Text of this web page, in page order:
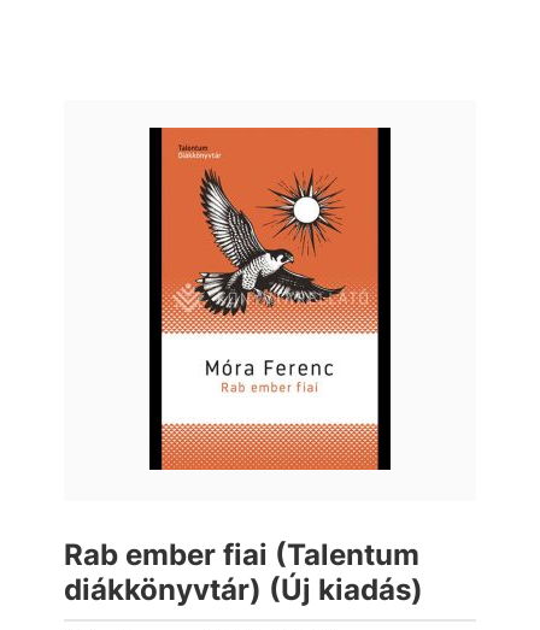
Rab ember fiai (Talentum
diákkönyvtár) (Új kiadás)